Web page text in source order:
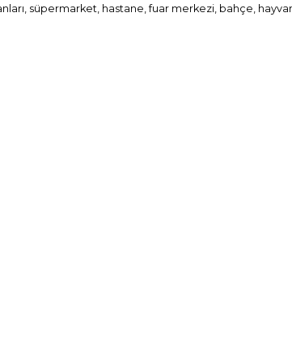
süpermarket, hastane, fuar merkezi, bahçe,